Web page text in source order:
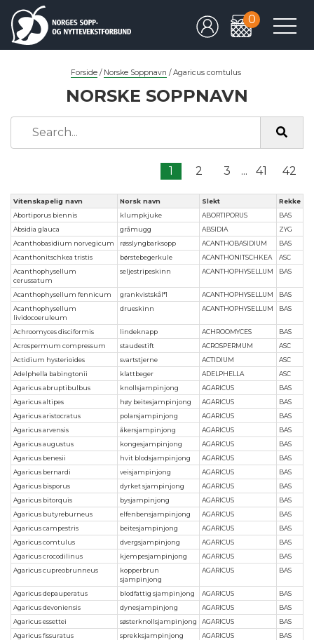
0
Forside / Norske Soppnavn / Agaricus comtulus
NORSKE SOPPNAVN
1 2 3 ... 41 42
Vitenskapelig navn Norsk navn Slekt
Rekke
Abortiporus biennis
klumpkjuke ABORTIPORUS
BAS
Absidia glauca
gråmugg ABSIDIA
ZYG
Acanthobasidium norvegicum
røsslyngbarksopp ACANTHOBASIDIUM
BAS
Acanthonitschkea tristis
børstebegerkule ACANTHONITSCHKEA
ASC
Acanthophysellum
cerussatum
seljestripeskinn ACANTHOPHYSELLUM BAS
Acanthophysellum fennicum grankvistskål*1 ACANTHOPHYSELLUM
BAS
Acanthophysellum
lividocoeruleum
drueskinn ACANTHOPHYSELLUM BAS
Achroomyces disciformis lindeknapp ACHROOMYCES
BAS
Acrospermum compressum
staudestift ACROSPERMUM
ASC
Actidium hysterioides
svartstjerne ACTIDIUM
ASC
Adelphella babingtonii
klattbeger ADELPHELLA
ASC
Agaricus abruptibulbus
knollsjampinjong AGARICUS
BAS
Agaricus altipes
høy beitesjampinjong AGARICUS
BAS
Agaricus aristocratus
polarsjampinjong AGARICUS
BAS
Agaricus arvensis
åkersjampinjong AGARICUS
BAS
Agaricus augustus
kongesjampinjong AGARICUS
BAS
Agaricus benesii
hvit blodsjampinjong AGARICUS
BAS
Agaricus bernardi
veisjampinjong AGARICUS
BAS
Agaricus bisporus
dyrket sjampinjong AGARICUS
BAS
Agaricus bitorquis
bysjampinjong AGARICUS
BAS
Agaricus butyreburneus
elfenbensjampinjong AGARICUS
BAS
Agaricus campestris
beitesjampinjong AGARICUS
BAS
Agaricus comtulus
dvergsjampinjong AGARICUS
BAS
Agaricus crocodilinus
kjempesjampinjong AGARICUS
BAS
Agaricus cupreobrunneus
kopperbrun
sjampinjong
AGARICUS BAS
Agaricus depauperatus blodfattig sjampinjong AGARICUS
BAS
Agaricus devoniensis
dynesjampinjong AGARICUS
BAS
Agaricus essettei
søsterknollsjampinjong AGARICUS
BAS
Agaricus fissuratus
sprekksjampinjong AGARICUS
BAS